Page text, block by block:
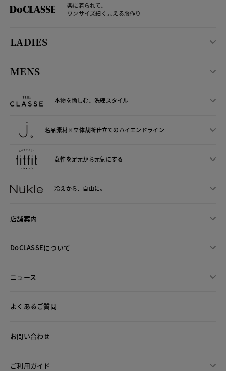
楽に着られて、
ワンサイズ細く見える服作り
LADIES
MENS
本物を愉しむ、洗練スタイル
名品素材×立体裁断仕立てのハイエンドライン
女性を足元から元気にする
冷えから、 自由に。
店舗案内
DoCLASSEについて
ニュース
よくあるご質問
お問い合わせ
ご利用ガイド